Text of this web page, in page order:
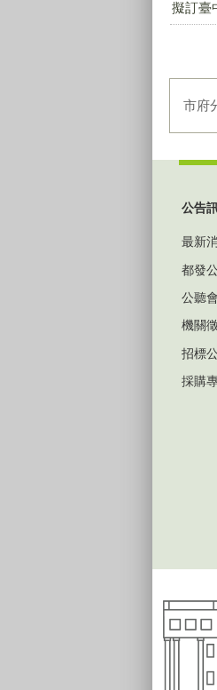
擬訂臺
市府
公告
最新
都發
公聽
機關
招標
採購